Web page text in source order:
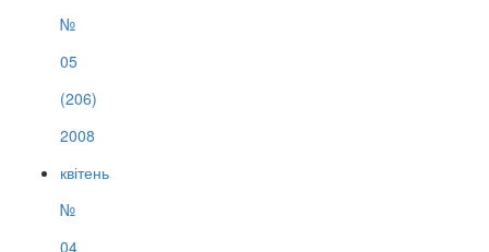
№
05
(206)
2008
квітень
№
04